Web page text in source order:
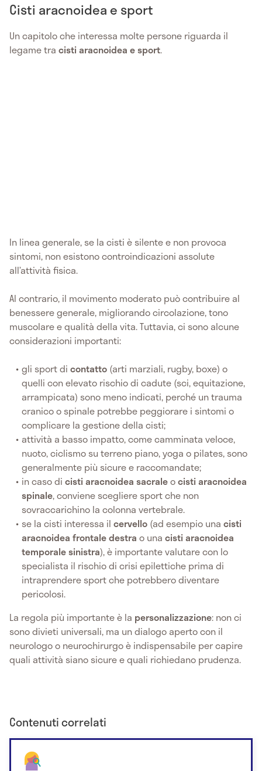
Cisti aracnoidea e sport
Un capitolo che interessa molte persone riguarda il
legame tra cisti aracnoidea e sport.
In linea generale, se la cisti è silente e non provoca
sintomi, non esistono controindicazioni assolute
all’attività fisica.
Al contrario, il movimento moderato può contribuire al
benessere generale, migliorando circolazione, tono
muscolare e qualità della vita. Tuttavia, ci sono alcune
considerazioni importanti:
gli sport dicontatto (arti marziali, rugby, boxe) o
quelli con elevato rischio di cadute (sci, equitazione,
arrampicata) sono meno indicati, perché un trauma
cranico o spinale potrebbe peggiorare i sintomi o
complicare la gestione della cisti;
attività a basso impatto, come camminata veloce,
nuoto, ciclismo su terreno piano, yoga o pilates, sono
generalmente più sicure e raccomandate;
in caso dicisti aracnoidea sacraleocisti aracnoidea
spinale, conviene scegliere sport che non
sovraccarichino la colonna vertebrale.
se la cisti interessa ilcervello (ad esempio unacisti
aracnoidea frontale destra o unacisti aracnoidea
temporale sinistra), è importante valutare con lo
specialista il rischio di crisi epilettiche prima di
intraprendere sport che potrebbero diventare
pericolosi.
La regola più importante è la personalizzazione: non ci
sono divieti universali, ma un dialogo aperto con il
neurologo o neurochirurgo è indispensabile per capire
quali attività siano sicure e quali richiedano prudenza.
Contenuti correlati